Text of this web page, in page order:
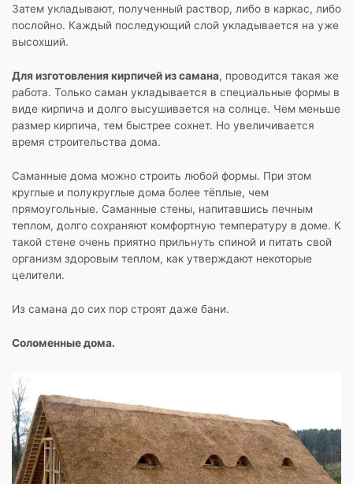
Затем укладывают, полученный раствор, либо в каркас, либо
послойно. Каждый последующий слой укладывается на уже
высохший.
Для изготовления кирпичей из самана, проводится такая же
работа. Только саман укладывается в специальные формы в
виде кирпича и долго высушивается на солнце. Чем меньше
размер кирпича, тем быстрее сохнет. Но увеличивается
время строительства дома.
Саманные дома можно строить любой формы. При этом
круглые и полукруглые дома более тёплые, чем
прямоугольные. Саманные стены, напитавшись печным
теплом, долго сохраняют комфортную температуру в доме. К
такой стене очень приятно прильнуть спиной и питать свой
организм здоровым теплом, как утверждают некоторые
целители.
Из самана до сих пор строят даже бани.
Соломенные дома.